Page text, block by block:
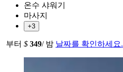
온수 샤워기
마사지
+3
부터 $ 349/ 밤 날짜를 확인하세요.